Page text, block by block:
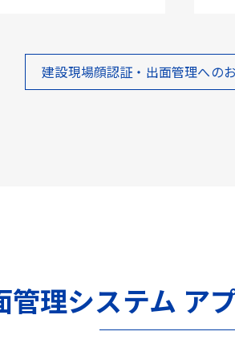
建設現場顔認証・出面管理への
管理システム ア